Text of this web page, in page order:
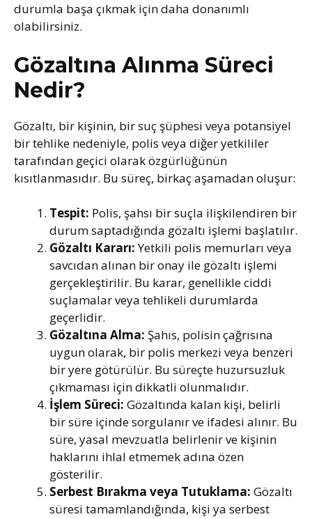
durumla başa çıkmak için daha donanımlı
olabilirsiniz.
Gözaltına Alınma Süreci
Nedir?
Gözaltı, bir kişinin, bir suç şüphesi veya potansiyel
bir tehlike nedeniyle, polis veya diğer yetkililer
tarafından geçici olarak özgürlüğünün
kısıtlanmasıdır. Bu süreç, birkaç aşamadan oluşur:
Tespit: Polis, şahsı bir suçla ilişkilendiren bir
durum saptadığında gözaltı işlemi başlatılır.
Gözaltı Kararı:Yetkili polis memurları veya
savcıdan alınan bir onay ile gözaltı işlemi
gerçekleştirilir. Bu karar, genellikle ciddi
suçlamalar veya tehlikeli durumlarda
geçerlidir.
Gözaltına Alma: Şahıs, polisin çağrısına
uygun olarak, bir polis merkezi veya benzeri
bir yere götürülür. Bu süreçte huzursuzluk
çıkmaması için dikkatli olunmalıdır.
İşlem Süreci: Gözaltında kalan kişi, belirli
bir süre içinde sorgulanır ve ifadesi alınır. Bu
süre, yasal mevzuatla belirlenir ve kişinin
haklarını ihlal etmemek adına özen
gösterilir.
Serbest Bırakma veya Tutuklama: Gözaltı
süresi tamamlandığında, kişi ya serbest